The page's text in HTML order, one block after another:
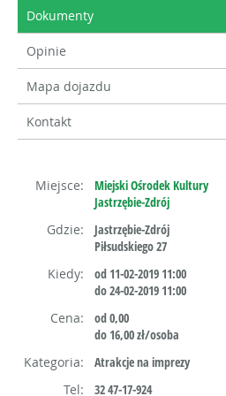
Dokumenty
Opinie
Mapa dojazdu
Kontakt
Miejsce:
Miejski Ośrodek Kultury
Jastrzębie-Zdrój
Gdzie:
Jastrzębie-Zdrój
Piłsudskiego 27
Kiedy:
od 11-02-2019 11:00
do 24-02-2019 11:00
Cena:
od 0,00
do 16,00 zł/osoba
Kategoria:
Atrakcje na imprezy
Tel:
32 47-17-924